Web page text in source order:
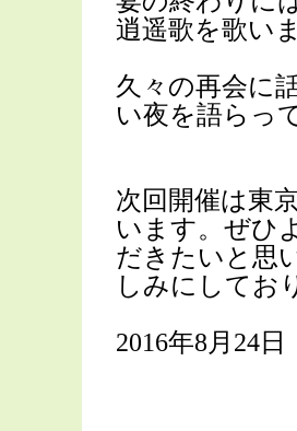
逍遥歌を歌い
久々の再会に
い夜を語らっ
次回開催は東
います。ぜひ
だきたいと思
しみにしてお
2016年8月24